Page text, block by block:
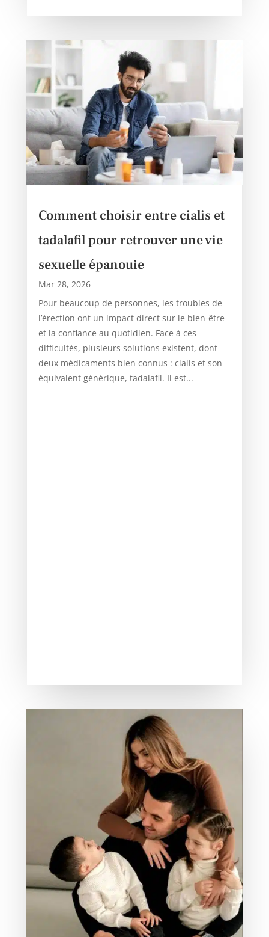
Comment choisir entre cialis et
tadalafil pour retrouver une vie
sexuelle épanouie
Mar 28, 2026
Pour beaucoup de personnes, les troubles de
l’érection ont un impact direct sur le bien-être
et la confiance au quotidien. Face à ces
difficultés, plusieurs solutions existent, dont
deux médicaments bien connus : cialis et son
équivalent générique, tadalafil. Il est...